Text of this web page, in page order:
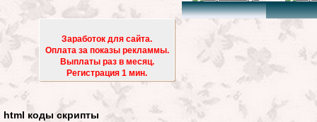
Заработок для сайта.
Оплата за показы рекламмы.
Выплаты раз в месяц.
Регистрация 1 мин.
html коды скрипты